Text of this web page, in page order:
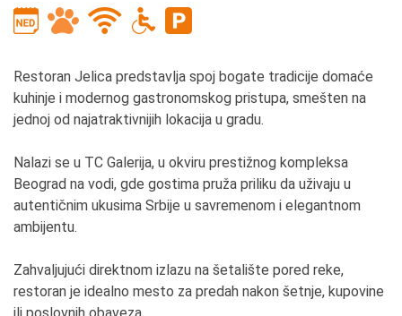
Restoran Jelica predstavlja spoj bogate tradicije domaće
kuhinje i modernog gastronomskog pristupa, smešten na
jednoj od najatraktivnijih lokacija u gradu.
Nalazi se u TC Galerija, u okviru prestižnog kompleksa
Beograd na vodi, gde gostima pruža priliku da uživaju u
autentičnim ukusima Srbije u savremenom i elegantnom
ambijentu.
Zahvaljujući direktnom izlazu na šetalište pored reke,
restoran je idealno mesto za predah nakon šetnje, kupovine
ili poslovnih obaveza.